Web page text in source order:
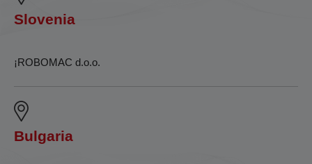
Slovenia
¡ROBOMAC d.o.o.
Bulgaria